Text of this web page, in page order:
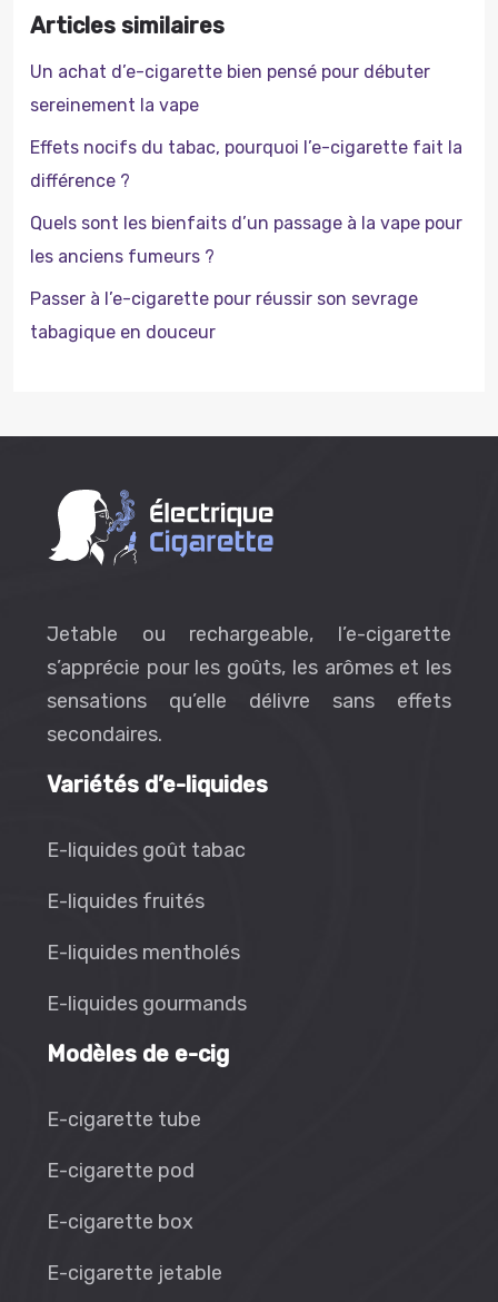
Articles similaires
Un achat d’e-cigarette bien pensé pour débuter
sereinement la vape
Effets nocifs du tabac, pourquoi l’e-cigarette fait la
différence ?
Quels sont les bienfaits d’un passage à la vape pour
les anciens fumeurs ?
Passer à l’e-cigarette pour réussir son sevrage
tabagique en douceur
Jetable ou rechargeable, l’e-cigarette
s’apprécie pour les goûts, les arômes et les
sensations qu’elle délivre sans effets
secondaires.
Variétés d’e-liquides
E-liquides goût tabac
E-liquides fruités
E-liquides mentholés
E-liquides gourmands
Modèles de e-cig
E-cigarette tube
E-cigarette pod
E-cigarette box
E-cigarette jetable